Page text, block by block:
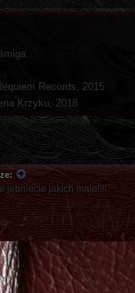
Records, 2015
Krzyku, 2018
jebniecie jakich malo!!!!